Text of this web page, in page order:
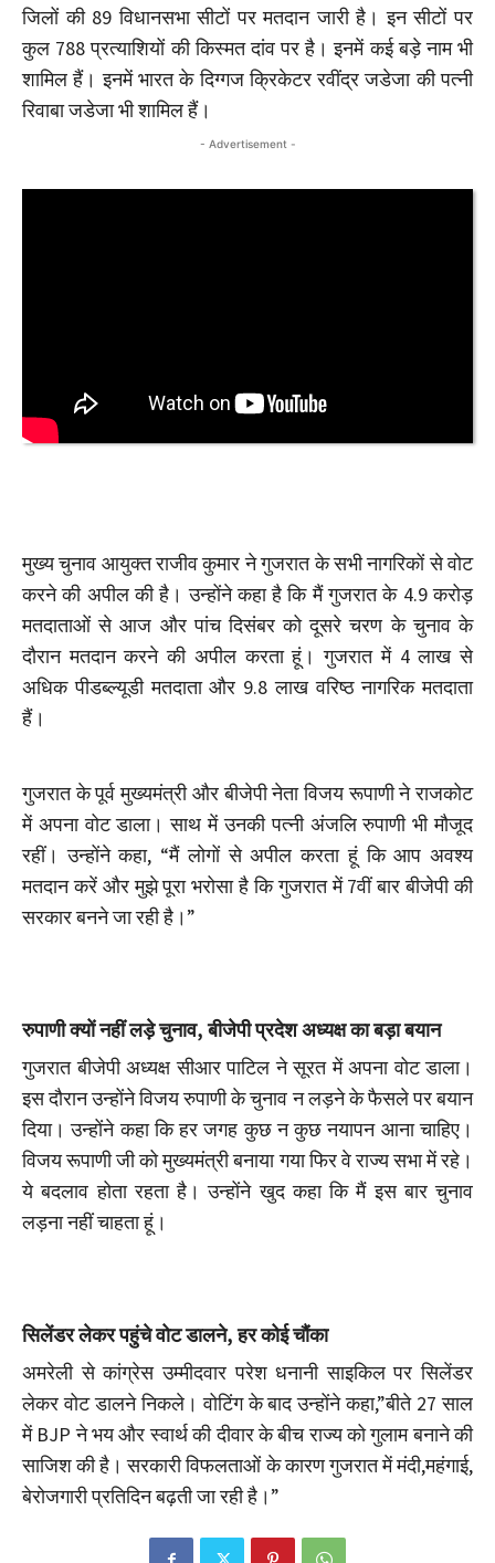
जिलों की 89 विधानसभा सीटों पर मतदान जारी है। इन सीटों पर
कुल 788 प्रत्याशियों की किस्मत दांव पर है। इनमें कई बड़े नाम भी
शामिल हैं। इनमें भारत के दिग्गज क्रिकेटर रवींद्र जडेजा की पत्नी
रिवाबा जडेजा भी शामिल हैं।
- Advertisement -
मुख्य चुनाव आयुक्त राजीव कुमार ने गुजरात के सभी नागरिकों से वोट
करने की अपील की है। उन्होंने कहा है कि मैं गुजरात के 4.9 करोड़
मतदाताओं से आज और पांच दिसंबर को दूसरे चरण के चुनाव के
दौरान मतदान करने की अपील करता हूं। गुजरात में 4 लाख से
अधिक पीडब्ल्यूडी मतदाता और 9.8 लाख वरिष्ठ नागरिक मतदाता
हैं।
गुजरात के पूर्व मुख्यमंत्री और बीजेपी नेता विजय रूपाणी ने राजकोट
में अपना वोट डाला। साथ में उनकी पत्नी अंजलि रुपाणी भी मौजूद
रहीं। उन्होंने कहा, “मैं लोगों से अपील करता हूं कि आप अवश्य
मतदान करें और मुझे पूरा भरोसा है कि गुजरात में 7वीं बार बीजेपी की
सरकार बनने जा रही है।”
रुपाणी क्यों नहीं लड़े चुनाव, बीजेपी प्रदेश अध्यक्ष का बड़ा बयान
गुजरात बीजेपी अध्यक्ष सीआर पाटिल ने सूरत में अपना वोट डाला।
इस दौरान उन्होंने विजय रुपाणी के चुनाव न लड़ने के फैसले पर बयान
दिया। उन्होंने कहा कि हर जगह कुछ न कुछ नयापन आना चाहिए।
विजय रूपाणी जी को मुख्यमंत्री बनाया गया फिर वे राज्य सभा में रहे।
ये बदलाव होता रहता है। उन्होंने खुद कहा कि मैं इस बार चुनाव
लड़ना नहीं चाहता हूं।
सिलेंडर लेकर पहुंचे वोट डालने, हर कोई चौंका
अमरेली से कांग्रेस उम्मीदवार परेश धनानी साइकिल पर सिलेंडर
लेकर वोट डालने निकले। वोटिंग के बाद उन्होंने कहा,”बीते 27 साल
में BJP ने भय और स्वार्थ की दीवार के बीच राज्य को गुलाम बनाने की
साजिश की है। सरकारी विफलताओं के कारण गुजरात में मंदी,महंगाई,
बेरोजगारी प्रतिदिन बढ़ती जा रही है।”